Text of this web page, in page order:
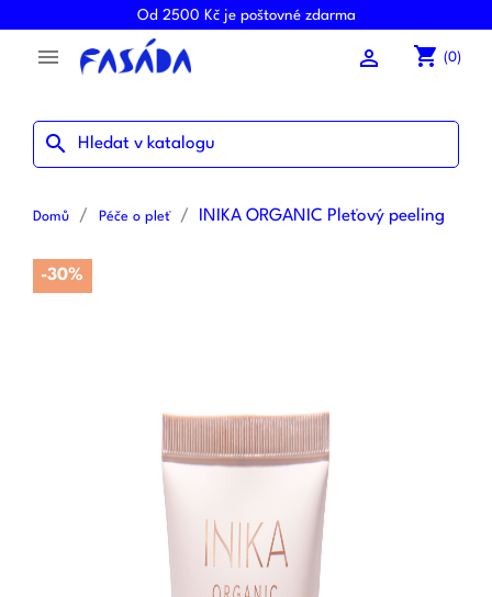
Od 2500 Kč je poštovné zdarma
 shopping_cart (0)

search
Domů Péče o pleť INIKA ORGANIC Pleťový peeling
-30%